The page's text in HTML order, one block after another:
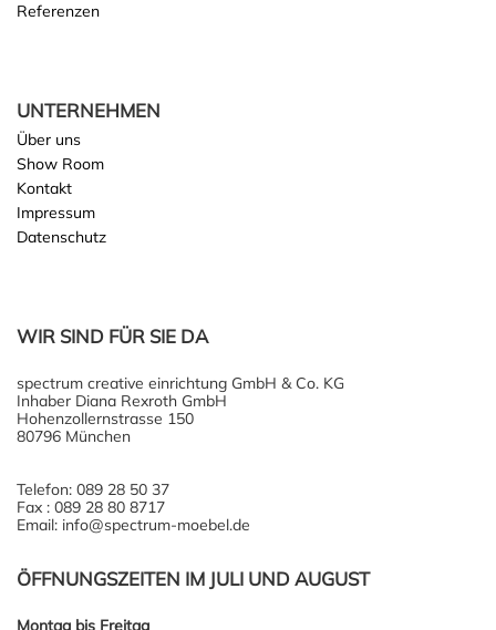
Referenzen
UNTERNEHMEN
Über uns
Show Room
Kontakt
Impressum
Datenschutz
WIR SIND FÜR SIE DA
spectrum creative einrichtung GmbH & Co. KG
Inhaber Diana Rexroth GmbH
Hohenzollernstrasse 150
80796 München
Telefon: 089 28 50 37
Fax : 089 28 80 8717
Email: info@spectrum-moebel.de
ÖFFNUNGSZEITEN IM JULI UND AUGUST
Montag bis Freitag